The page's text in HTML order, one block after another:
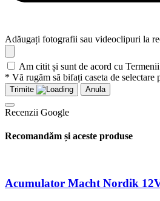
Adăugați fotografii sau videoclipuri la
Am citit și sunt de acord cu
* Vă rugăm să bifați caseta de selectare
Trimite Anula
Recenzii Google
Recomandăm și aceste produse
Acumulator Macht Nordik